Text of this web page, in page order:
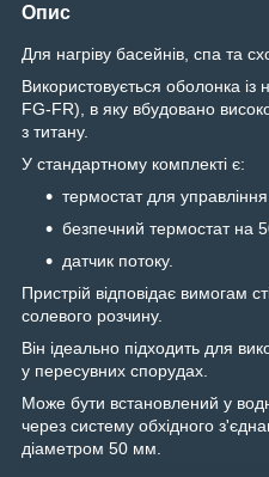
Опис
Для нагріву басейнів, спа та
Використовується оболонка
FG-FR), в яку вбудовано
з титану.
У стандартному комплекті є:
термостат для
безпечний термостат на
датчик потоку.
Пристрій відповідає вимогам
солевого розчину.
Він ідеально підходить для
у пересувних спорудах.
Може бути встановлений у
через систему обхідного
діаметром 50 мм.